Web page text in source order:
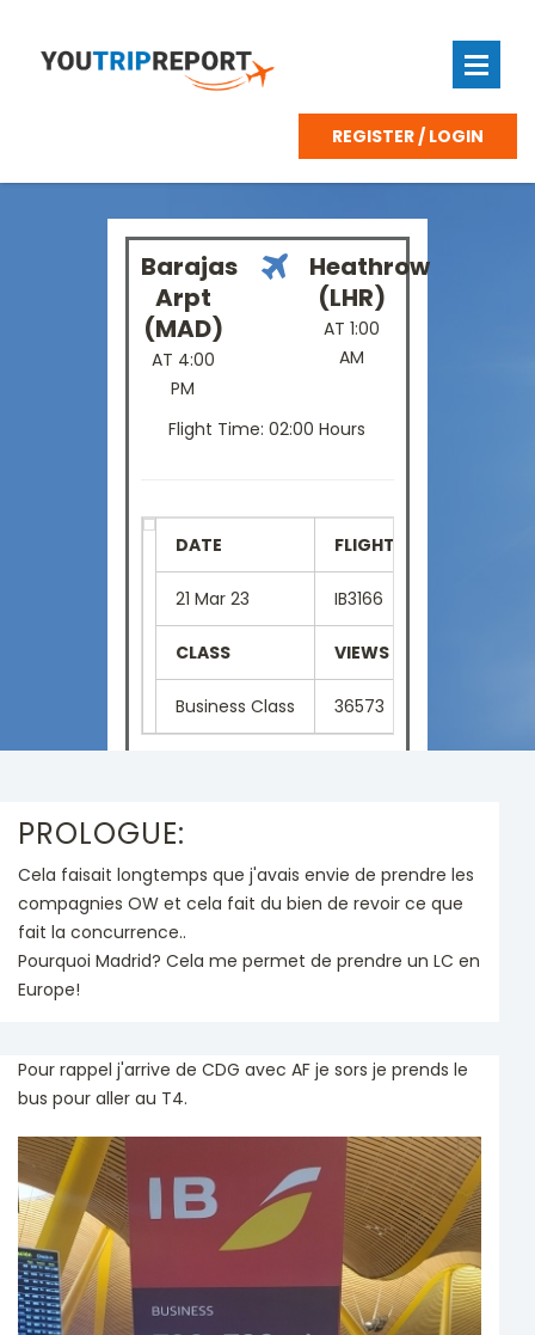
REGISTER / LOGIN
Barajas
Arpt
(MAD)
AT 4:00
PM
Heathrow
(LHR)
AT 1:00
AM
Flight Time: 02:00 Hours
DATE FLIGHT NUMBER
21 Mar 23 IB3166
CLASS VIEWS
Business Class 36573
PROLOGUE:
Cela faisait longtemps que j'avais envie de prendre les
compagnies OW et cela fait du bien de revoir ce que
fait la concurrence..
Pourquoi Madrid? Cela me permet de prendre un LC en
Europe!
Pour rappel j'arrive de CDG avec AF je sors je prends le
bus pour aller au T4.